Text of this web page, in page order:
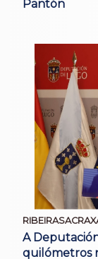
Pantón
A
quilómetros